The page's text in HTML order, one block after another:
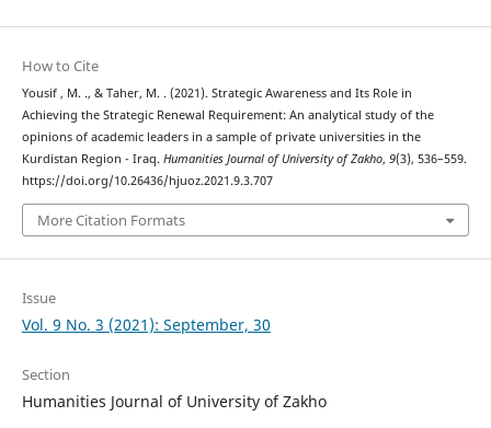
How to Cite
Yousif , M. ., & Taher, M. . (2021). Strategic Awareness and Its Role in
Achieving the Strategic Renewal Requirement: An analytical study of the
opinions of academic leaders in a sample of private universities in the
Kurdistan Region - Iraq. Humanities Journal of University of Zakho, 9(3), 536–559.
https://doi.org/10.26436/hjuoz.2021.9.3.707
More Citation Formats
Issue
Vol. 9 No. 3 (2021): September, 30
Section
Humanities Journal of University of Zakho